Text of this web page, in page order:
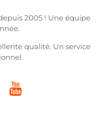
2005 ! Une équipe
qualité. Un service